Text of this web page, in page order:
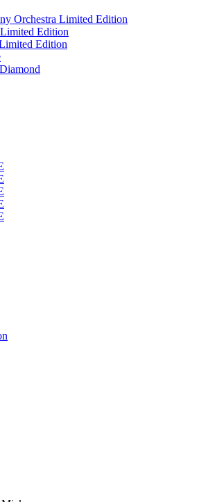
Orchestra Limited Edition
Edition
Edition